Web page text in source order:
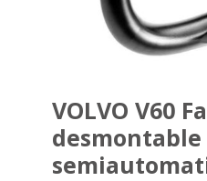
VOLVO V60